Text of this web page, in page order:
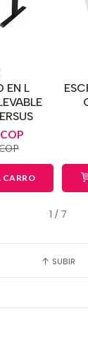
1 / 7
EN L
CARRO
SUBIR